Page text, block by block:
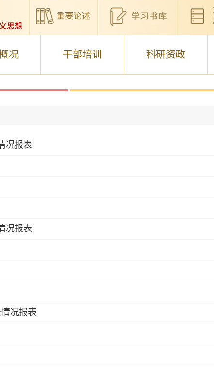
况 干部培训 科研资政
况报表
况报表
况报表